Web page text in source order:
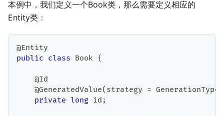
本例中，我们定义一个Book类，那么需要定义相应的
Entity类：
@Entity
public class Book {
@Id
@GeneratedValue( strategy = GenerationType
private long id ;